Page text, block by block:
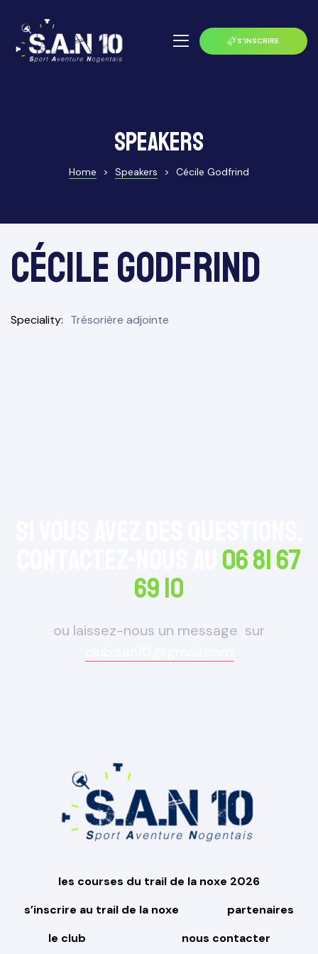
S'INSCRIRE
Speakers
Home > Speakers > Cécile Godfrind
Cécile Godfrind
Speciality Trésorière adjointe
06 81 67
69 10
ou laissez-nous un message sur
les courses du trail de la noxe 2026
s’inscrire au trail de la noxe
partenaires
le club
nous contacter